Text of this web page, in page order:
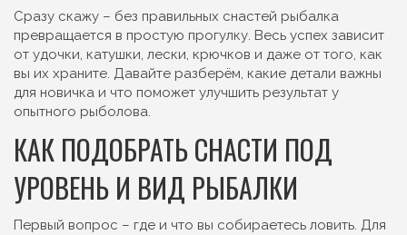
Сразу скажу – без правильных снастей рыбалка
превращается в простую прогулку. Весь успех зависит
от удочки, катушки, лески, крючков и даже от того, как
вы их храните. Давайте разберём, какие детали важны
для новичка и что поможет улучшить результат у
опытного рыболова.
КАК ПОДОБРАТЬ СНАСТИ ПОД
УРОВЕНЬ И ВИД РЫБАЛКИ
Первый вопрос – где и что вы собираетесь ловить. Для